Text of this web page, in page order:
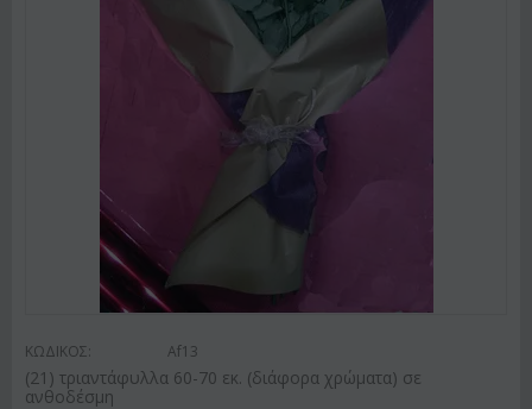
ΚΩΔΙΚΟΣ: Af13
(21) τριαντάφυλλα 60-70 εκ. (διάφορα χρώματα) σε
ανθοδέσμη